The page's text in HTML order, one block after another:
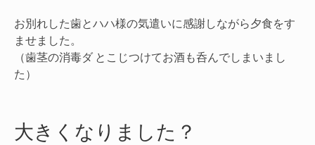
お別れした歯とハハ様の気遣いに感謝しながら夕食をす
ませました。
（歯茎の消毒ダ とこじつけてお酒も呑んでしまいまし
た）
大きくなりました？